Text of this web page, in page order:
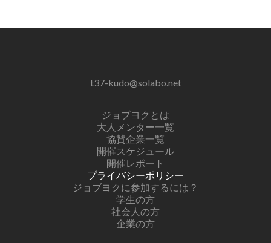
t37-kudo@solabo.net
ジョブヨクとは
大人メンター一覧
協賛企業一覧
開催スケジュール
開催レポート
プライバシーポリシー
ジョブヨクに参加するには？
学生の方
社会人の方
企業の方